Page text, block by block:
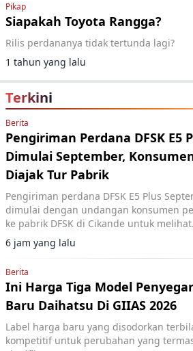
Pikap
Siapakah Toyota Rangga?
Rilis perdananya tidak tertunda lagi?
1 tahun yang lalu
Terkini
Berita
Pengiriman Perdana DFSK E5
Dimulai September,
Diajak Tur Pabrik
Pengiriman perdana DFSK E5 Plus
dimulai dengan undangan konsumen
ke pabrik DFSK di Cikande untuk melihat
proses produksi PHEV.
6 jam yang lalu
Berita
Ini Harga Tiga Model
Baru Daihatsu Di GIIAS 2026
Label harga baru yang disodorkan
kompetitif untuk perubahan yang